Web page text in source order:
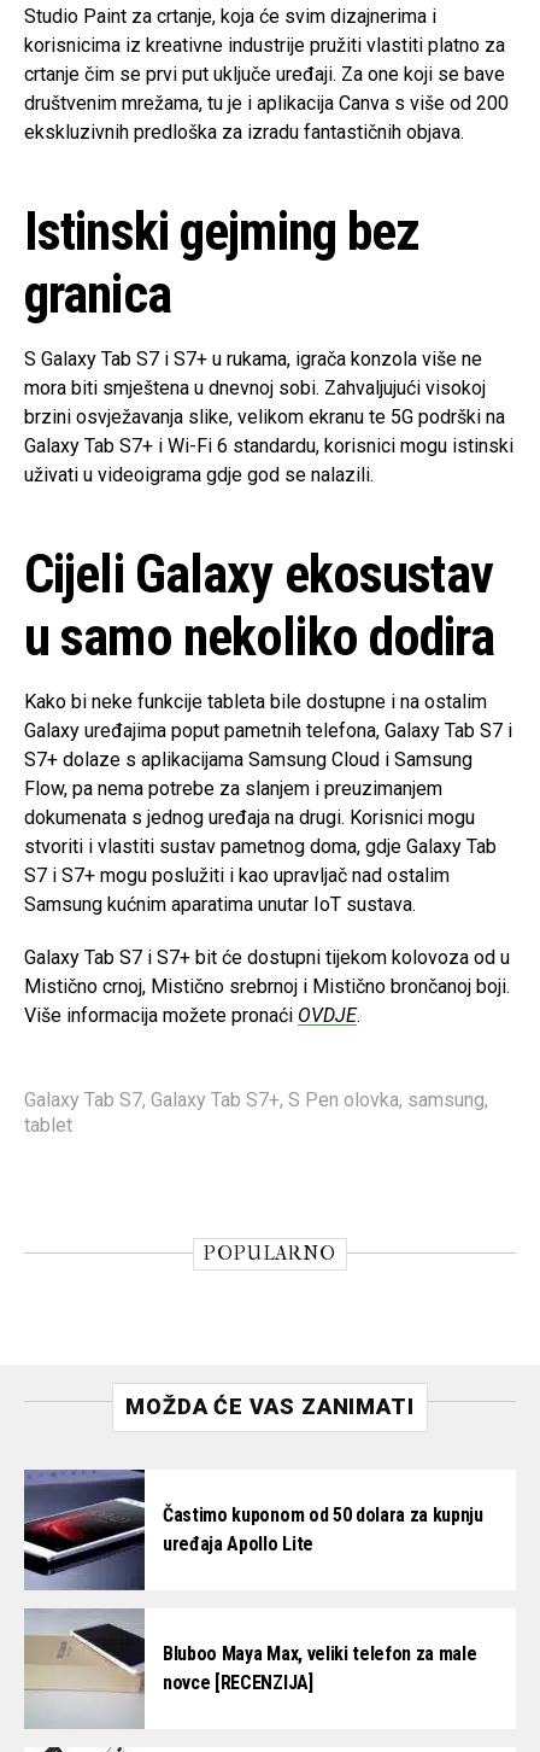
Studio Paint za crtanje, koja će svim dizajnerima i
korisnicima iz kreativne industrije pružiti vlastiti platno za
crtanje čim se prvi put uključe uređaji. Za one koji se bave
društvenim mrežama, tu je i aplikacija Canva s više od 200
ekskluzivnih predloška za izradu fantastičnih objava.
Istinski gejming bez
granica
S Galaxy Tab S7 i S7+ u rukama, igrača konzola više ne
mora biti smještena u dnevnoj sobi. Zahvaljujući visokoj
brzini osvježavanja slike, velikom ekranu te 5G podrški na
Galaxy Tab S7+ i Wi-Fi 6 standardu, korisnici mogu istinski
uživati u videoigrama gdje god se nalazili.
Cijeli Galaxy ekosustav
u samo nekoliko dodira
Kako bi neke funkcije tableta bile dostupne i na ostalim
Galaxy uređajima poput pametnih telefona, Galaxy Tab S7 i
S7+ dolaze s aplikacijama Samsung Cloud i Samsung
Flow, pa nema potrebe za slanjem i preuzimanjem
dokumenata s jednog uređaja na drugi. Korisnici mogu
stvoriti i vlastiti sustav pametnog doma, gdje Galaxy Tab
S7 i S7+ mogu poslužiti i kao upravljač nad ostalim
Samsung kućnim aparatima unutar IoT sustava.
Galaxy Tab S7 i S7+ bit će dostupni tijekom kolovoza od u
Mistično crnoj, Mistično srebrnoj i Mistično brončanoj boji.
Više informacija možete pronaći OVDJE.
Galaxy Tab S7, Galaxy Tab S7+, S Pen olovka, samsung,
tablet
POPULARNO
MOŽDA ĆE VAS ZANIMATI
Častimo kuponom od 50 dolara za kupnju
uređaja Apollo Lite
Bluboo Maya Max, veliki telefon za male
novce [RECENZIJA]